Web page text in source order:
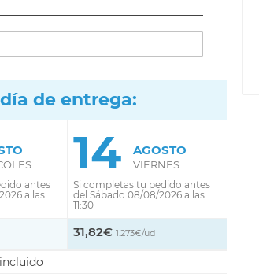
de entrega:
antes
a las
14 AGOSTO
VIERNES
Si completas tu pedido antes
del Sábado 08/08/2026 a las
11:30
31,82€ 1.273€/ud